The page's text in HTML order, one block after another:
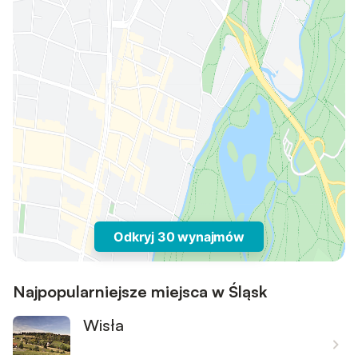
Odkryj 30 wynajmów
Najpopularniejsze miejsca w Śląsk
Wisła